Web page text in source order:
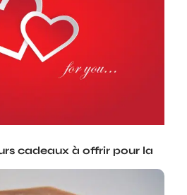
cadeaux à offrir pour la